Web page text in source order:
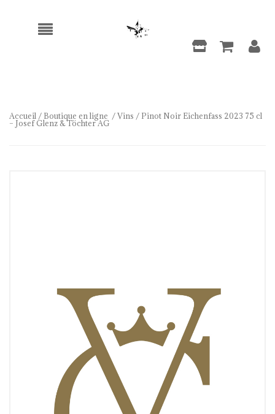
Accueil / Boutique en ligne /Vins / Pinot Noir Eichenfass 2023 75 cl
– Josef Glenz & Töchter AG